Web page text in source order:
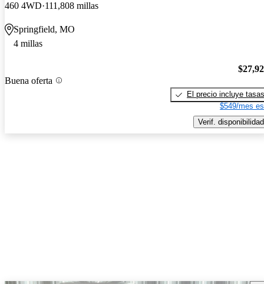
460 4WD 111,808 millas
Springfield, MO
4 millas
Buena oferta
El precio incluye tasas
$549/mes
Verif. disponibilidad